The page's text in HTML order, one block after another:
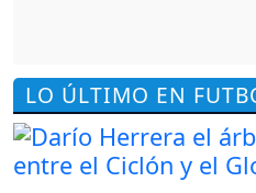
LO ÚLTIMO EN